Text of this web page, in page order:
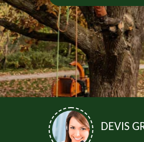
DEVIS